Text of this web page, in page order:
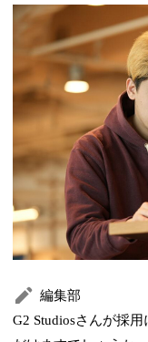
編集部
G2 Studiosさんが採